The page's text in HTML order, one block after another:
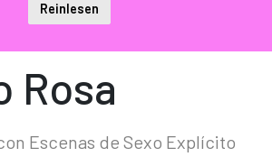
Reinlesen
Rosa
Escenas de Sexo Explícito